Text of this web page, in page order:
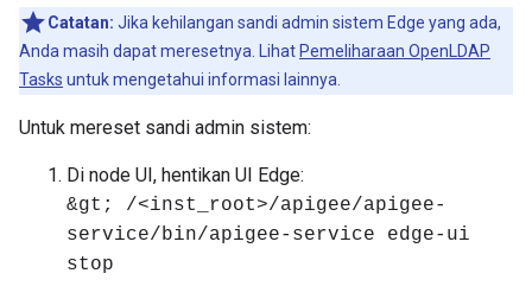
Catatan: Jika kehilangan sandi admin sistem Edge yang ada,
Anda masih dapat meresetnya. Lihat Pemeliharaan OpenLDAP
Tasks untuk mengetahui informasi lainnya.
Untuk mereset sandi admin sistem:
Di node UI, hentikan UI Edge:
&gt; /<inst_root>/apigee/apigee-
service/bin/apigee-service edge-ui
stop